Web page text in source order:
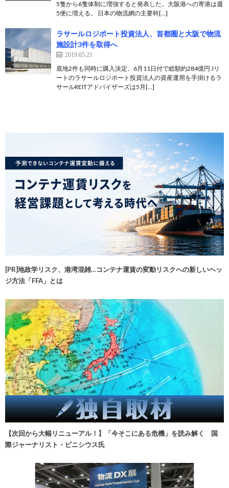
5隻から6隻体制に増強すると発表した。大阪港への寄港は週
5便に増える。 日本の物流網の主要幹[…]
ラサールロジポート投資法人、首都圏と大阪で物流
施設計3件を取得へ
2019.05.21
底地2件も同時に購入決定、6月11日付で総額約284億円 Jリ
ートのラサールロジポート投資法人の資産運用を手掛けるラ
サールREITアドバイザーズは5月[…]
[PR]地政学リスク、港湾混雑…コンテナ運賃の変動リスクへの新しいヘッ
ジ方法「FFA」とは
【次回から大幅リニューアル！】「今そこにある危機」を読み解く 国
際ジャーナリスト・ビニシウス氏